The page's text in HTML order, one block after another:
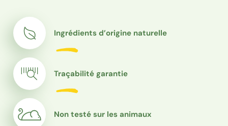
Ingrédients d’origine naturelle
Traçabilité garantie
Non testé sur les animaux